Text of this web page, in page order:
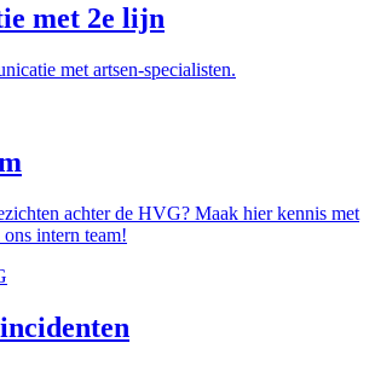
met 2e lijn
met artsen-specialisten.
achter de HVG? Maak hier kennis met
intern team!